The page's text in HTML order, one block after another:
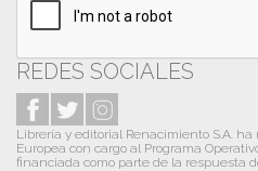
REDES SOCIALES
Librería y editorial Renacimiento S.A.
Europea con cargo al Programa
financiada como parte de la respuesta